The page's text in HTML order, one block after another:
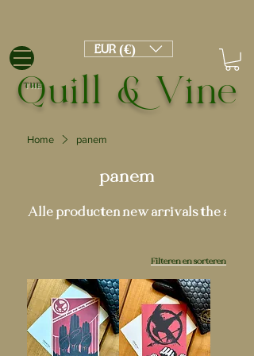
Quill & Vine
THE
EUR (€)
Home panem
panem
Alle productennew arrivalsthe
Filteren en sorteren